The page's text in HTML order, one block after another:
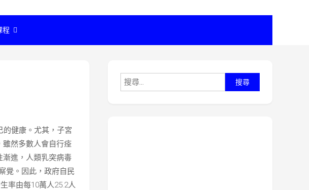
程
健康。尤其，子宮
雖然多數人會自行痊
漸進，人類乳突病毒
覺。因此，政府自民
率由每10萬人25.2人
尋